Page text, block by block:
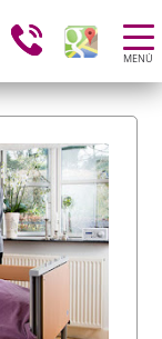
MENÚ